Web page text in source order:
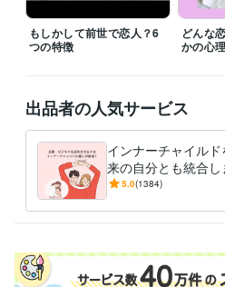
「すぐに鑑定して欲しい」、「なるべく
その気持ちは、すごくわかりますので、
待機をしていない時などは遠慮なく
※外出中や予約対応がない限りは、
できるだけご希望に沿いたいと思ってい
なお、鑑定中は、お返事ができない
仕組みになっていますので、お待ちくだ
よろしくお願いいたします。
エンジニア / 情報システム・社内SE
マーケティング / 商品企画・開発 経
もしかして前世で恋人？6
つの特徴
どんな
かの心
出品者の人気サービス
インナーチャイル
来の自分とも統合し
親へのネガティブ
る？
5.0(1384)